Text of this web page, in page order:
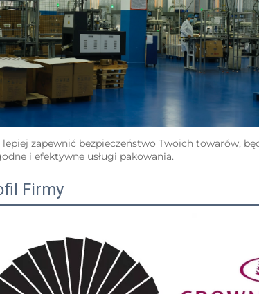
lepiej zapewnić bezpieczeństwo Twoich towarów,
i efektywne usługi pakowania.
Firmy